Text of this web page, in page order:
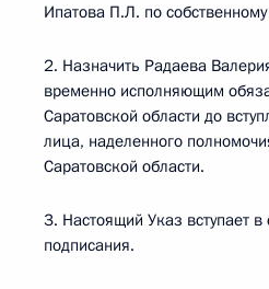
Ипатова П.Л. по
2. Назначить Радаева
временно исполняющим
Саратовской области до
лица, наделенного
Саратовской области.
3. Настоящий Указ вступает в
подписания.